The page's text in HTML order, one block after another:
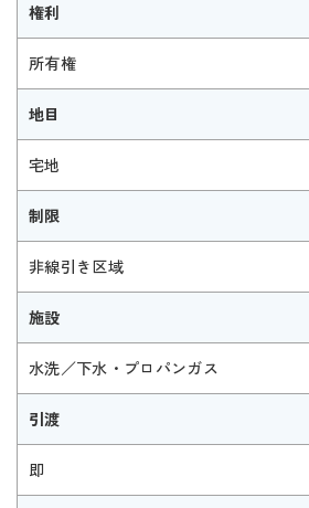
権利
所有権
地目
宅地
制限
非線引き区域
施設
水洗／下水・プロパンガス
引渡
即